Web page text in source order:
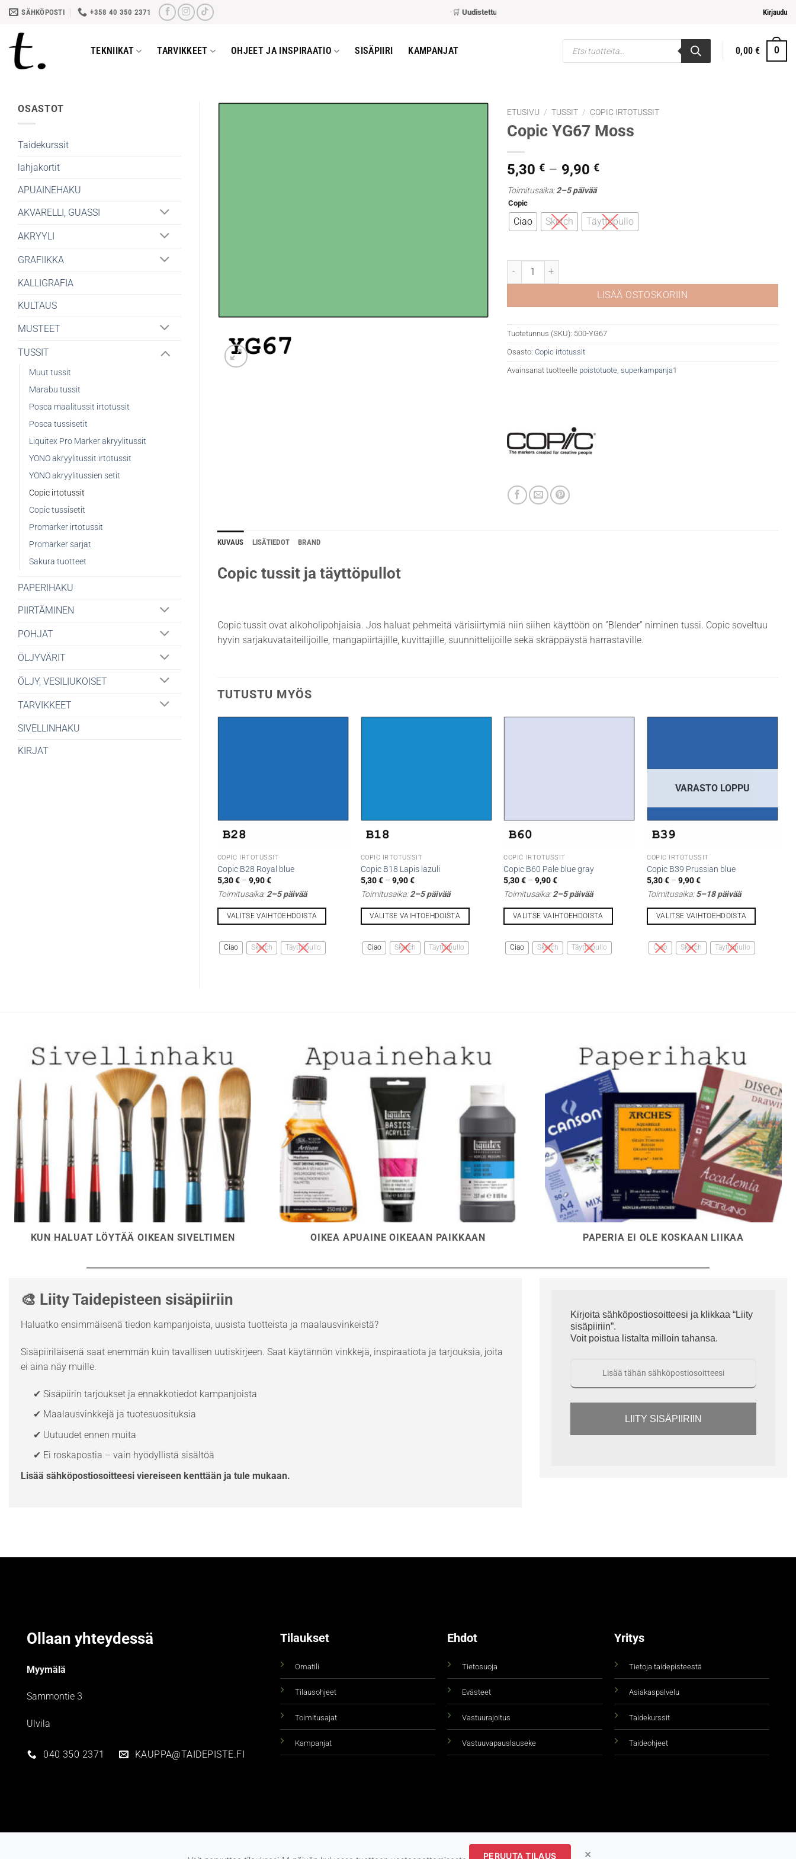
Skip
content
SÄHKÖPOSTI +358 40 350 2371 Uudistettu kassa Kirjaudu
TEKNIIKAT TARVIKKEET OHJEET JA INSPIRAATIO SISÄPIIRI KAMPANJAT
Products
search
0,00€ 0
OSASTOT
Taidekurssit
lahjakortit
APUAINEHAKU
AKVARELLI, GUASSI
AKRYYLI
GRAFIIKKA
KALLIGRAFIA
KULTAUS
MUSTEET
TUSSIT
Muut tussit
Marabu tussit
Posca maalitussit irtotussit
Posca tussisetit
Liquitex Pro Marker akryylitussit
YONO akryylitussit irtotussit
YONO akryylitussien setit
Copic irtotussit
Copic tussisetit
Promarker irtotussit
Promarker sarjat
Sakura tuotteet
PAPERIHAKU
PIIRTÄMINEN
POHJAT
ÖLJYVÄRIT
ÖLJY, VESILIUKOISET
TARVIKKEET
SIVELLINHAKU
KIRJAT
ETUSIVU / TUSSIT / COPIC IRTOTUSSIT
Copic YG67 Moss
5,30 € – 9,90 €Hintaluokka:
9,90 €
Toimitusaika:2–5 päivää
Copic
Ciao Sketch Täyttöpullo
Copic YG67 Moss määrä
LISÄÄ OSTOSKORIIN
Tuotetunnus (SKU): 500-YG67
Osasto: Copic irtotussit
Avainsanat tuotteelle poistotuote, superkampanja1
KUVAUS LISÄTIEDOT BRAND
Copic tussit ja täyttöpullot
Copic tussit ovat alkoholipohjaisia. Jos haluat pehmeitä värisiirtymiä niin siihen käyttöön on ”Blender” niminen tussi. Copic soveltuu
hyvin sarjakuvataiteilijoille, mangapiirtäjille, kuvittajille, suunnittelijoille sekä skräppäystä harrastaville.
TUTUSTU MYÖS
COPIC IRTOTUSSIT
Copic B28 Royal blue
5,30€ – 9,90€Hintaluokka:
-
Toimitusaika:2–5 päivää
VALITSE VAIHTOEHDOISTA
tuotteella
sivulla.
Ciao Sketch Täyttöpullo
COPIC IRTOTUSSIT
Copic B18 Lapis lazuli
5,30€ – 9,90€Hintaluokka:
-
Toimitusaika:2–5 päivää
VALITSE VAIHTOEHDOISTA
tuotteella
sivulla.
Ciao Sketch Täyttöpullo
COPIC IRTOTUSSIT
Copic B60 Pale blue gray
5,30€ – 9,90€Hintaluokka:
-
Toimitusaika:2–5 päivää
VALITSE VAIHTOEHDOISTA
tuotteella
Ciao Sketch Täyttöpullo
VARASTO LOPPU
COPIC IRTOTUSSIT
Copic B39 Prussian blue
5,30€ – 9,90€Hintaluokka:
-
Toimitusaika:5–18 päivää
VALITSE VAIHTOEHDOISTA
tuotteella
sivulla.
Ciao Sketch Täyttöpullo
KUN HALUAT LÖYTÄÄ OIKEAN SIVELTIMEN OIKEA APUAINE OIKEAAN PAIKKAAN PAPERIA EI OLE KOSKAAN LIIKAA
🎨 Liity Taidepisteen sisäpiiriin
Haluatko ensimmäisenä tiedon kampanjoista, uusista tuotteista ja maalausvinkeistä?
Sisäpiiriläisenä saat enemmän kuin tavallisen uutiskirjeen. Saat käytännön vinkkejä, inspiraatiota ja tarjouksia, joita
ei aina näy muille.
✔ Sisäpiirin tarjoukset ja ennakkotiedot kampanjoista
✔ Maalausvinkkejä ja tuotesuosituksia
✔ Uutuudet ennen muita
✔ Ei roskapostia – vain hyödyllistä sisältöä
Lisää sähköpostiosoitteesi viereiseen kenttään ja tule mukaan.
Kirjoita sähköpostiosoitteesi ja klikkaa “Liity
sisäpiiriin”.
Voit poistua listalta milloin tahansa.
LIITY SISÄPIIRIIN
Ollaan yhteydessä
Myymälä
Sammontie 3
Ulvila
040 350 2371 KAUPPA@TAIDEPISTE.FI
Tilaukset
Omatili
Tilausohjeet
Toimitusajat
Kampanjat
Ehdot
Tietosuoja
Evästeet
Vastuurajoitus
Vastuuvapauslauseke
Yritys
Tietoja taidepisteestä
Asiakaspalvelu
Taidekurssit
Taideohjeet
Copyright 2026 ©taidepiste.fi PERUUTA TILAUS ×